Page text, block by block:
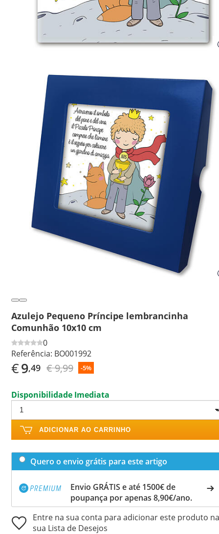
Azulejo Pequeno Príncipe lembrancinha
Comunhão 10x10 cm
0
Referência: BO001992
€9,49 € 9,99 -5%
Disponibilidade Imediata
ADICIONAR AO CARRINHO
Quero o envio grátis para este artigo
Envio GRÁTIS e até 1500€ de
poupança por apenas 8,90€/ano.
Entre na sua conta para adicionar este produto na
sua Lista de Desejos